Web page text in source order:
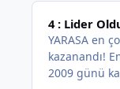
4 : Lider Olduğu
4 : Lider
YARASA en
kazanandı!
2009 günü